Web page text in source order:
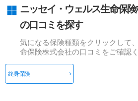
ニッセイ・ウェルス生命保
の口コミを探す
気になる保険種類をクリックして
命保険株式会社の口コミをご確認く
終身保険